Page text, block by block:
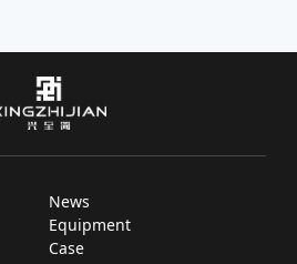
News
Equipment
Case